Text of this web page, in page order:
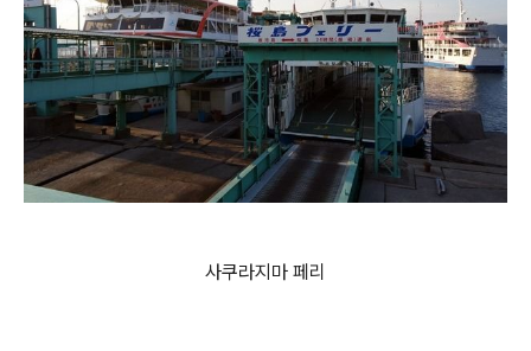
사쿠라지마 페리